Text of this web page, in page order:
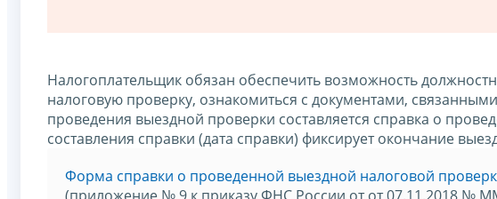
Налогоплательщик обязан обеспечить возможность
налоговую проверку, ознакомиться с документами,
проведения выездной проверки составляется справка о
составления справки (дата справки) фиксирует окончание
Форма справки о проведенной выездной налоговой
(приложение № 9 к приказу ФНС России от от 07.11.2018 №